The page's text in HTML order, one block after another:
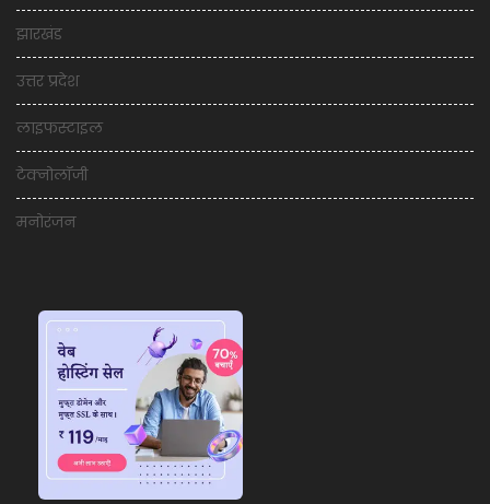
झारखंड
उत्तर प्रदेश
लाइफस्टाइल
टेक्नोलॉजी
मनोरंजन